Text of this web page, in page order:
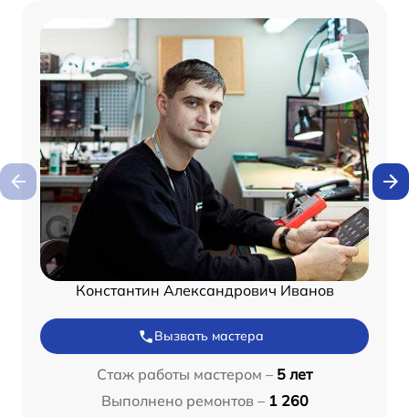
Константин Александрович Иванов
Вызвать мастера
Стаж работы мастером – 5 лет
Выполнено ремонтов – 1 260